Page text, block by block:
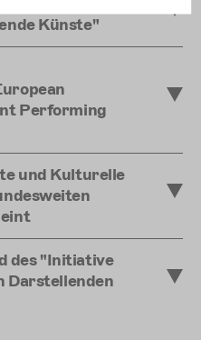
Künste"
Performing
und Kulturelle
des "Initiative
Darstellenden